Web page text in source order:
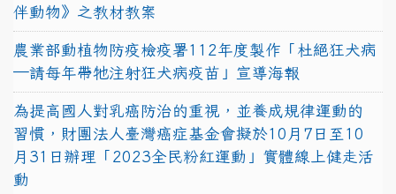
伴動物》之教材教案
農業部動植物防疫檢疫署112年度製作「杜絕狂犬病
—請每年帶牠注射狂犬病疫苗」宣導海報
為提高國人對乳癌防治的重視，並養成規律運動的
習慣，財團法人臺灣癌症基金會擬於10月7日至10
月31日辦理「2023全民粉紅運動」實體線上健走活
動